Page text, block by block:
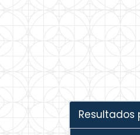
Resultados